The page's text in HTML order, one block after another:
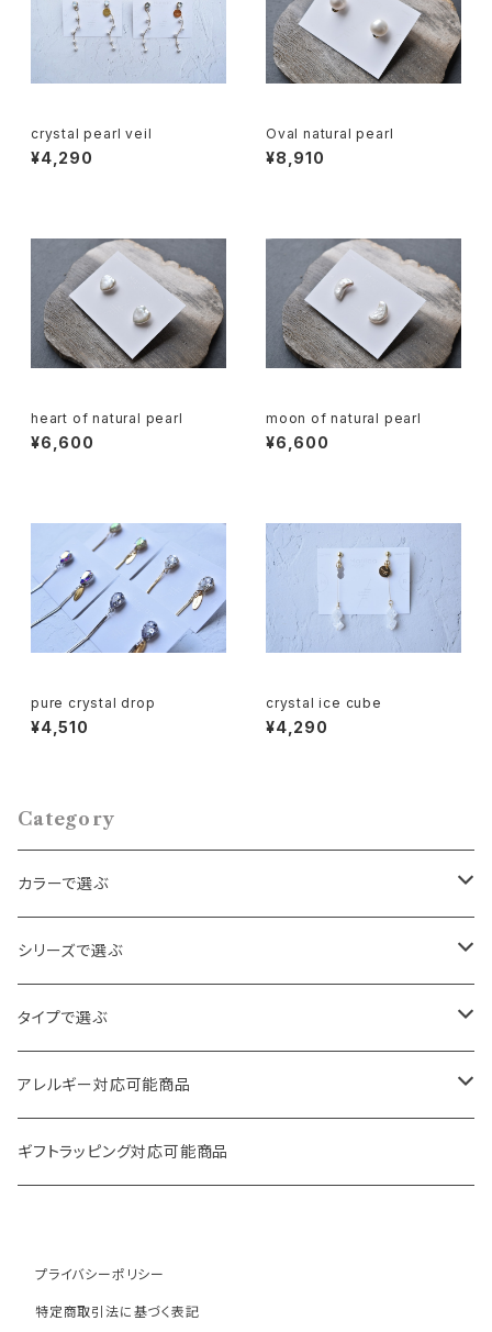
crystal pearl veil
¥4,290
Oval natural pearl
¥8,910
heart of natural pearl
¥6,600
moon of natural pearl
¥6,600
pure crystal drop
¥4,510
crystal ice cube
¥4,290
Category
カラーで選ぶ
ゴールド
シルバー
クリア
その他
シリーズで選ぶ
パール・ビーズ
天然石・スワロフスキー
フラワー・ハート
月・星
タイプで選ぶ
ロング
ボリューム
華奢
アレルギー対応可能商品
ピアス
ギフトラッピング対応可能商品
プライバシーポリシー
特定商取引法に基づく表記